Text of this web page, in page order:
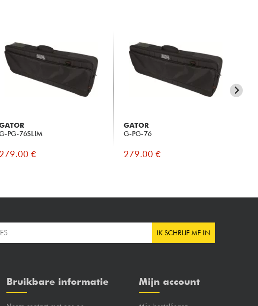
PG-76SLIM
279.00 €
GATOR
G-PG-76
279.00 €
IK SCHRIJF ME IN
Bruikbare informatie Mijn account